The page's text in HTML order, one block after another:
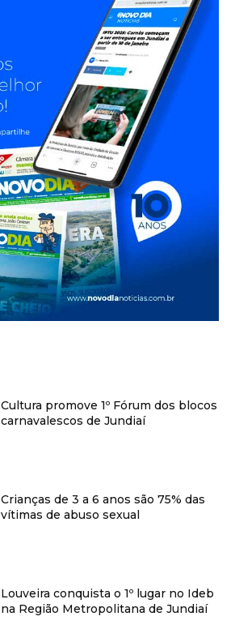
Cultura promove 1º Fórum dos blocos
carnavalescos de Jundiaí
Crianças de 3 a 6 anos são 75% das
vítimas de abuso sexual
Louveira conquista o 1º lugar no Ideb
na Região Metropolitana de Jundiaí